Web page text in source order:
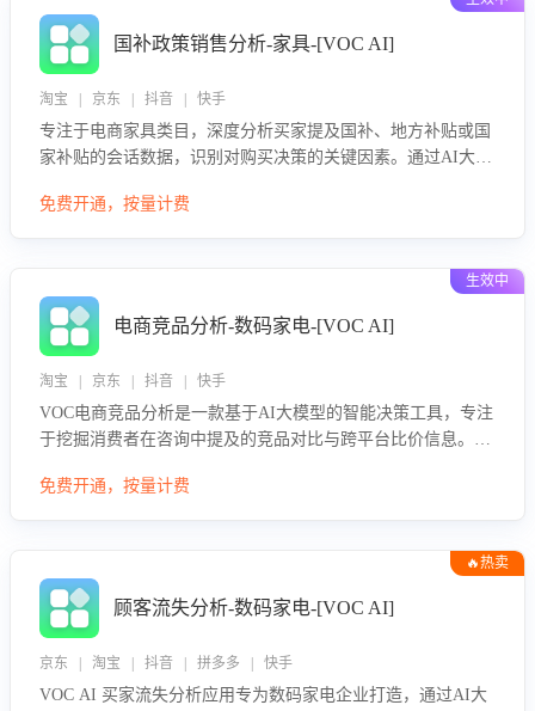
国补政策销售分析-家具-[VOC AI]
淘宝 | 京东 | 抖音 | 快手
专注于电商家具类目，深度分析买家提及国补、地方补贴或国
家补贴的会话数据，识别对购买决策的关键因素。通过AI大模
略，助力商家利用国补政策提升GMV。
免费开通，按量计费
生效中
电商竞品分析-数码家电-[VOC AI]
淘宝 | 京东 | 抖音 | 快手
VOC电商竞品分析是一款基于AI大模型的智能决策工具，专注
于挖掘消费者在咨询中提及的竞品对比与跨平台比价信息。该
息，进行多维度交叉对比，并分析消费者的比价行为。通过提
免费开通，按量计费
🔥热卖
顾客流失分析-数码家电-[VOC AI]
京东 | 淘宝 | 抖音 | 拼多多 | 快手
VOC AI 买家流失分析应用专为数码家电企业打造，通过AI大